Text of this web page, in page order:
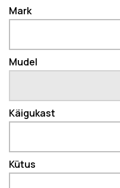
Mark
Mudel
Käigukast
Kütus